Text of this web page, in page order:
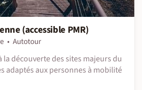
(accessible PMR)
Autotour
la découverte des sites majeurs du
adaptés aux personnes à mobilité